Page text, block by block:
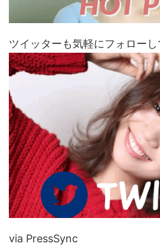
ツイッターも気軽にフォロー
via PressSync